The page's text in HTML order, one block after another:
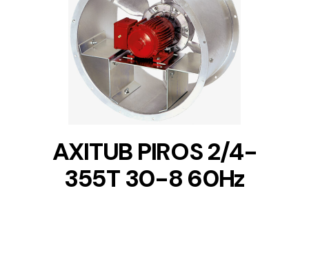
DETAILS
AXITUB PIROS 2/4-
355T 30-8 60Hz